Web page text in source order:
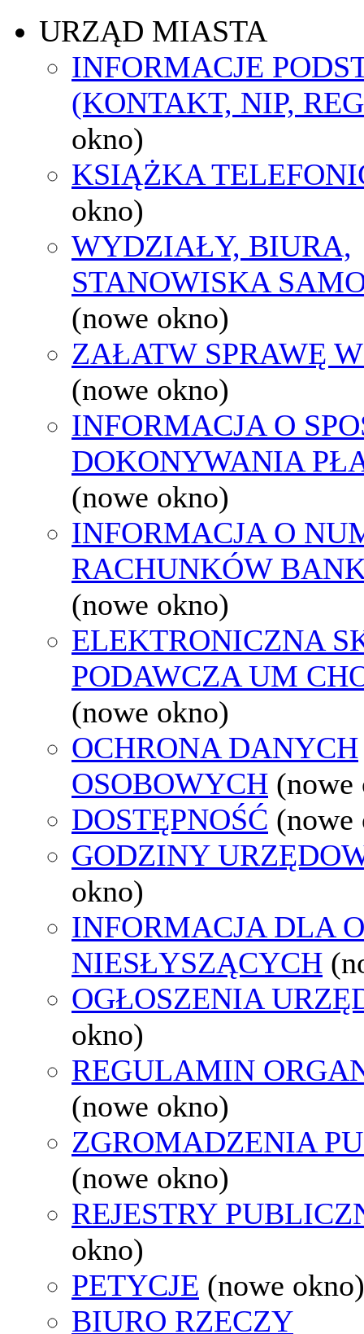
URZĄD MIASTA
INFORMACJE
(KONTAKT, NIP,
okno)
KSIĄŻKA
okno)
WYDZIAŁY, BIURA,
STANOWISKA
(nowe okno)
ZAŁATW SPRAWĘ
(nowe okno)
INFORMACJA O
DOKONYWANIA
(nowe okno)
INFORMACJA O
RACHUNKÓW
(nowe okno)
ELEKTRONICZNA
PODAWCZA UM
(nowe okno)
OCHRONA DANYCH
OSOBOWYCH (nowe
DOSTĘPNOŚĆ (nowe
GODZINY
okno)
INFORMACJA DLA
NIESŁYSZĄCYCH
OGŁOSZENIA
okno)
REGULAMIN
(nowe okno)
ZGROMADZENIA
(nowe okno)
REJESTRY
okno)
PETYCJE (nowe okno)
BIURO RZECZY